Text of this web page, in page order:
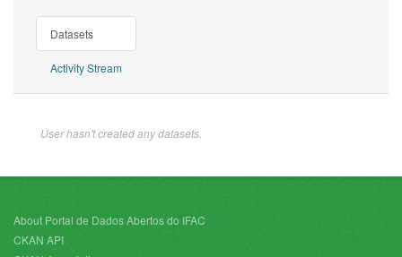
Datasets
Activity Stream
User hasn't created any datasets.
About Portal de Dados Abertos do IFAC
CKAN API